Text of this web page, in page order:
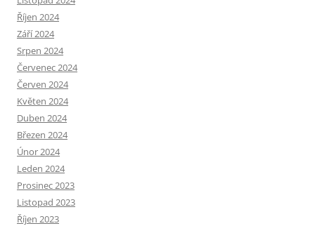
Říjen 2024
Září 2024
Srpen 2024
Červenec 2024
Červen 2024
Květen 2024
Duben 2024
Březen 2024
Únor 2024
Leden 2024
Prosinec 2023
Listopad 2023
Říjen 2023